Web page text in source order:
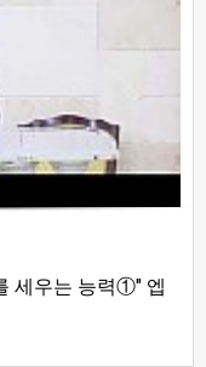
세우는 능력①" 엡